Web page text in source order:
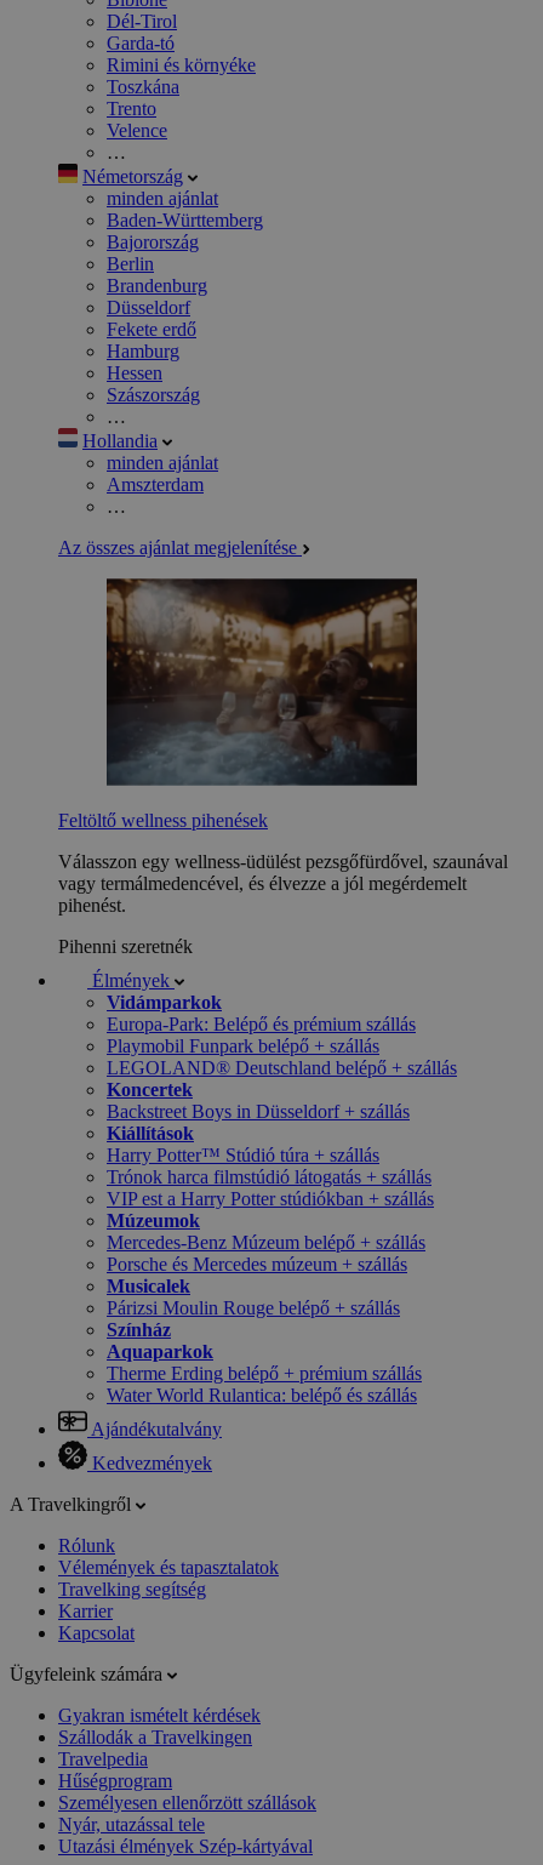
Dél-Tirol
Garda-tó
Rimini és környéke
Toszkána
Trento
Velence
…
Németország
minden ajánlat
Baden-Württemberg
Bajorország
Berlin
Brandenburg
Düsseldorf
Fekete erdő
Hamburg
Hessen
Szászország
…
Hollandia
minden ajánlat
Amszterdam
…
Az összes ajánlat megjelenítése
Feltöltő wellness pihenések
Válasszon egy wellness-üdülést pezsgőfürdővel, szaunával
vagy termálmedencével, és élvezze a jól megérdemelt
pihenést.
Pihenni szeretnék
Élmények
Vidámparkok
Europa-Park: Belépő és prémium szállás
Playmobil Funpark belépő + szállás
LEGOLAND® Deutschland belépő + szállás
Koncertek
Backstreet Boys in Düsseldorf + szállás
Kiállítások
Harry Potter™ Stúdió túra + szállás
Trónok harca filmstúdió látogatás + szállás
VIP est a Harry Potter stúdiókban + szállás
Múzeumok
Mercedes-Benz Múzeum belépő + szállás
Porsche és Mercedes múzeum + szállás
Musicalek
Párizsi Moulin Rouge belépő + szállás
Színház
Aquaparkok
Therme Erding belépő + prémium szállás
Water World Rulantica: belépő és szállás
Ajándékutalvány
Kedvezmények
A Travelkingről
Rólunk
Vélemények és tapasztalatok
Travelking segítség
Karrier
Kapcsolat
Ügyfeleink számára
Gyakran ismételt kérdések
Szállodák a Travelkingen
Travelpedia
Hűségprogram
Személyesen ellenőrzött szállások
Nyár, utazással tele
Utazási élmények Szép-kártyával